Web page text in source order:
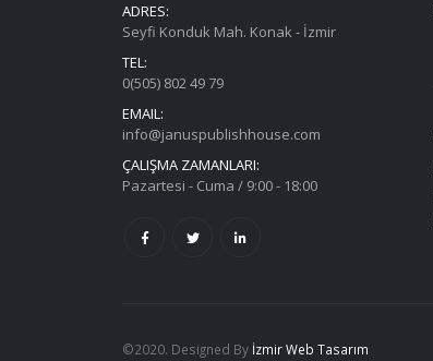
ADRES:
Seyfi Konduk Mah. Konak - İzmir
TEL:
0(505) 802 49 79
EMAIL:
info@januspublishhouse.com
ÇALIŞMA ZAMANLARI:
Pazartesi - Cuma / 9:00 - 18:00
©2020. Designed By İzmir Web Tasarım